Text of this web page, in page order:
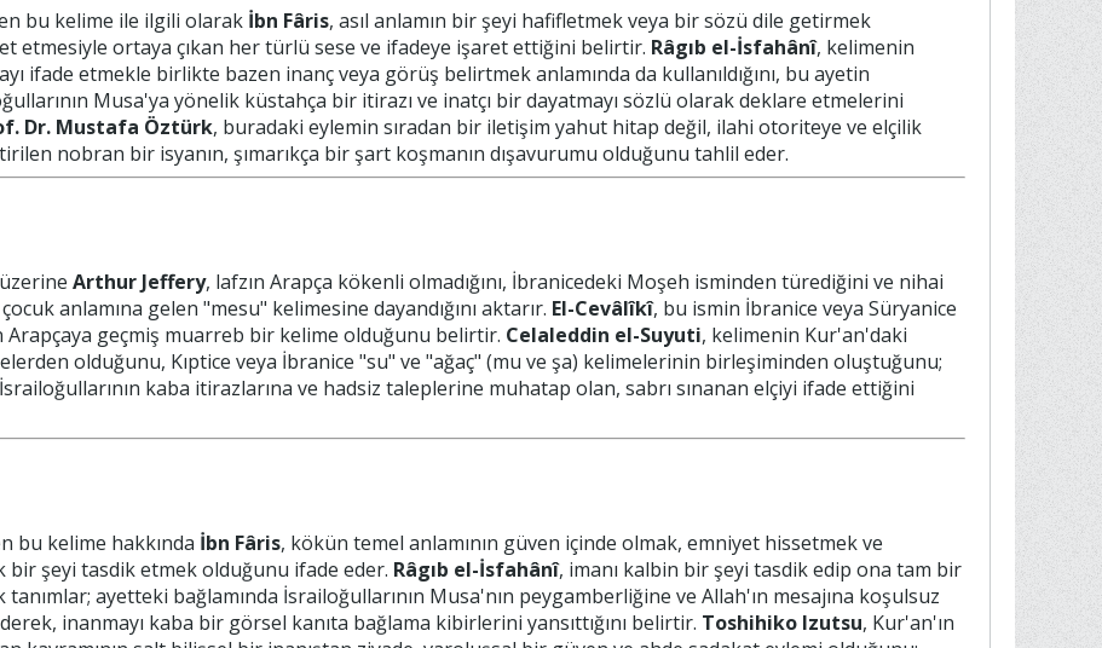
bu kelime ile ilgili olarak İbn Fâris, asıl anlamın bir şeyi hafifletmek veya bir sözü dile getirmek
etmesiyle ortaya çıkan her türlü sese ve ifadeye işaret ettiğini belirtir. Râgıb el-İsfahânî, kelimenin
ifade etmekle birlikte bazen inanç veya görüş belirtmek anlamında da kullanıldığını, bu ayetin
Musa'ya yönelik küstahça bir itirazı ve inatçı bir dayatmayı sözlü olarak deklare etmelerini
Dr. Mustafa Öztürk, buradaki eylemin sıradan bir iletişim yahut hitap değil, ilahi otoriteye ve elçilik
nobran bir isyanın, şımarıkça bir şart koşmanın dışavurumu olduğunu tahlil eder.
Arthur Jeffery, lafzın Arapça kökenli olmadığını, İbranicedeki Moşeh isminden türediğini ve nihai
anlamına gelen "mesu" kelimesine dayandığını aktarır. El-Cevâlîkî, bu ismin İbranice veya Süryanice
Arapçaya geçmiş muarreb bir kelime olduğunu belirtir. Celaleddin el-Suyuti, kelimenin Kur'an'daki
olduğunu, Kıptice veya İbranice "su" ve "ağaç" (mu ve şa) kelimelerinin birleşiminden oluştuğunu;
kaba itirazlarına ve hadsiz taleplerine muhatap olan, sabrı sınanan elçiyi ifade ettiğini
bu kelime hakkında İbn Fâris, kökün temel anlamının güven içinde olmak, emniyet hissetmek ve
bir şeyi tasdik etmek olduğunu ifade eder. Râgıb el-İsfahânî, imanı kalbin bir şeyi tasdik edip ona tam bir
tanımlar; ayetteki bağlamında İsrailoğullarının Musa'nın peygamberliğine ve Allah'ın mesajına koşulsuz
inanmayı kaba bir görsel kanıta bağlama kibirlerini yansıttığını belirtir. Toshihiko Izutsu, Kur'an'ın